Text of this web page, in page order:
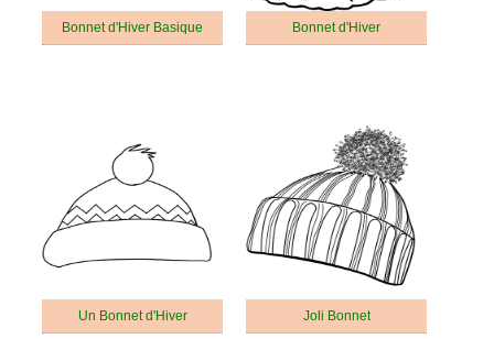
Bonnet d'Hiver Basique Bonnet d'Hiver
Un Bonnet d'Hiver Joli Bonnet